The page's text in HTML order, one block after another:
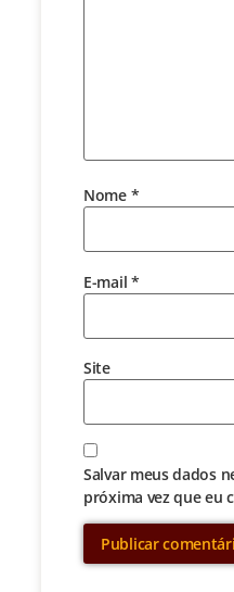
Nome *
E-mail *
Site
Salvar meus dados
próxima vez que eu